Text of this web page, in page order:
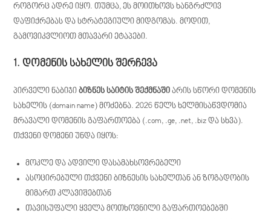
როგორც ადრე იყო. თუმცა, ეს მოითხოვს ხანგრძლივ
დაფიქრებას და სტრატეგიული მიდგომას. მოდით,
გამოვიკვლიოთ მთავარი ეტაპები.
1. დომენის სახელის შერჩევა
პირველი ნაბიჯიბიზნეს საიტის შექმნაში არის სწორი დომენის
სახელის (domain name) მოძებნა. 2026 წელს ხელმისაწვდომია
მრავალი დომენის გაფართოება (.com, .ge, .net, .biz და სხვა).
თქვენი დომენი უნდა იყოს:
მოკლე და ადვილი დასამახსოვრებელი
ასოცირებული თქვენი ბიზნესის სახელთან ან ზოგადობის
მიმართ კლავიშებთან
თავისუფალი ყველა მოთხოვნილი გაფართოებებში